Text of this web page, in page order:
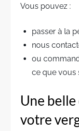
Vous pouvez :
passer à la
nous
ou
ce que vous
Une
votre